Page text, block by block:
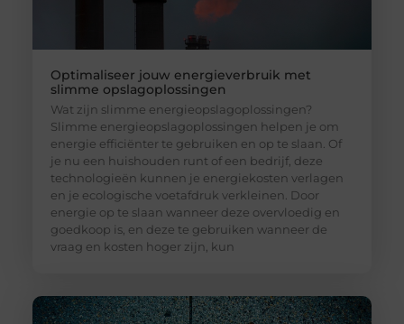
Optimaliseer jouw energieverbruik met
slimme opslagoplossingen
Wat zijn slimme energieopslagoplossingen?
Slimme energieopslagoplossingen helpen je om
energie efficiënter te gebruiken en op te slaan. Of
je nu een huishouden runt of een bedrijf, deze
technologieën kunnen je energiekosten verlagen
en je ecologische voetafdruk verkleinen. Door
energie op te slaan wanneer deze overvloedig en
goedkoop is, en deze te gebruiken wanneer de
vraag en kosten hoger zijn, kun